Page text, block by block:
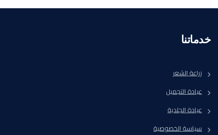
خدماتنا
زراعة الشعر
عيادة التجميل
عيادة الجلدية
سياسة الخصوصية